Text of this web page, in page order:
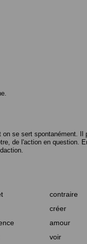
se sert spontanément. Il
de l'action en question.
contraire
créer
amour
voir